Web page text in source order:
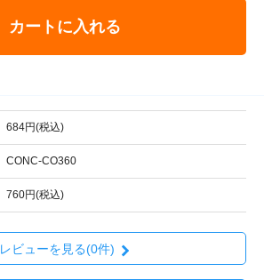
カートに入れる
684円(税込)
CONC-CO360
760円(税込)
レビューを見る(0件)